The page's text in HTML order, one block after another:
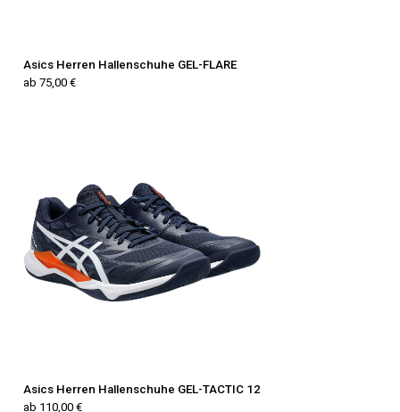
Asics Herren Hallenschuhe GEL-FLARE
ab 75,00 €
Asics Herren Hallenschuhe GEL-TACTIC 12
ab 110,00 €